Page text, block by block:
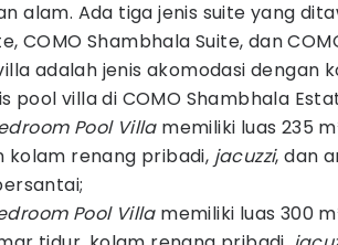
alam. Ada tiga jenis suite yang
COMO Shambhala Suite, dan
adalah jenis akomodasi dengan
pool villa di COMO Shambhala
Pool Villamemiliki luas 235
kolam renang pribadi, jacuzzi, dan
Pool Villamemiliki luas 300